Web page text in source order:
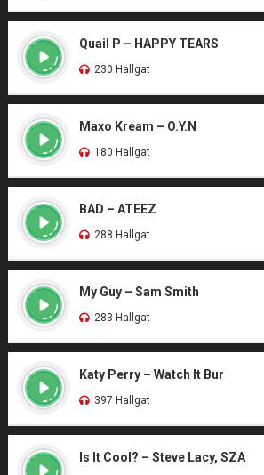
Quail P – HAPPY TEARS
230 Hallgat
Maxo Kream – O.Y.N
180 Hallgat
BAD – ATEEZ
288 Hallgat
My Guy – Sam Smith
283 Hallgat
Katy Perry – Watch It Bur
397 Hallgat
Is It Cool? – Steve Lacy, SZA